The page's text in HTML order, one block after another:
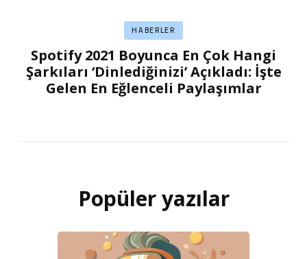
HABERLER
Spotify 2021 Boyunca En Çok Hangi
Şarkıları ‘Dinlediğinizi’ Açıkladı: İşte
Gelen En Eğlenceli Paylaşımlar
Popüler yazılar